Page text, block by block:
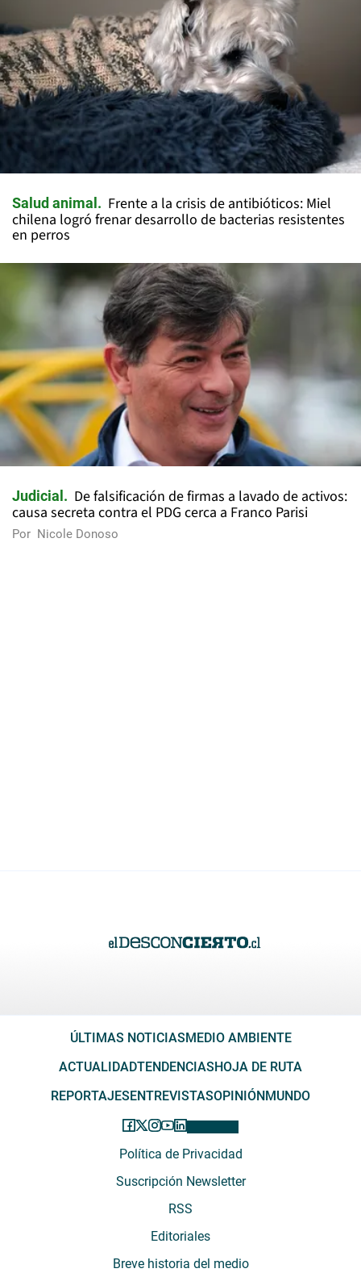
Salud animal
Frente a la crisis de antibióticos: Miel
chilena logró frenar desarrollo de bacterias resistentes
en perros
Judicial
De falsificación de firmas a lavado de activos:
causa secreta contra el PDG cerca a Franco Parisi
Por Nicole Donoso
ÚLTIMAS NOTICIAS MEDIO AMBIENTE
ACTUALIDADTENDENCIAS HOJA DE RUTA
REPORTAJES ENTREVISTASOPINIÓN MUNDO
Política de Privacidad
Suscripción Newsletter
RSS
Editoriales
Breve historia del medio